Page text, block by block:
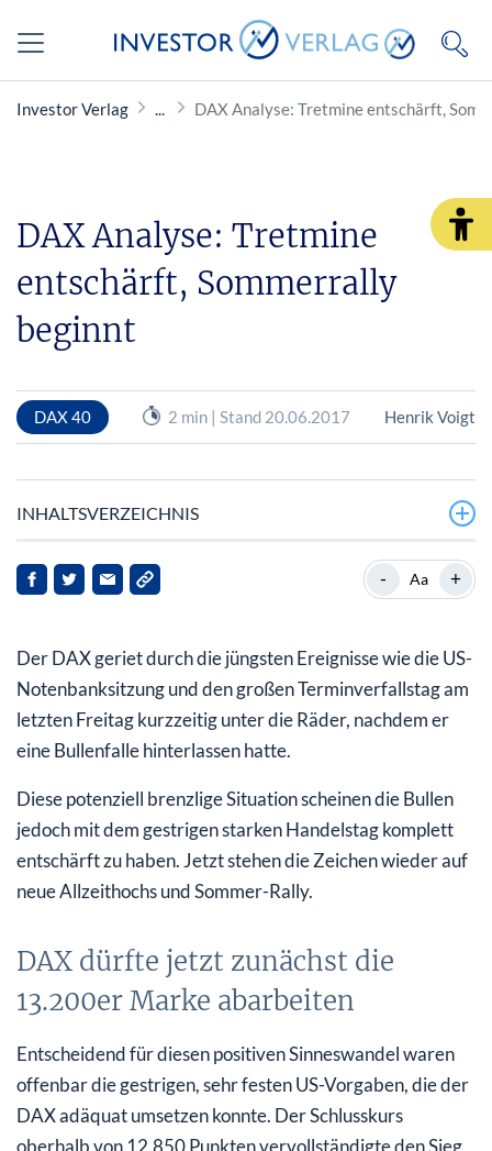
Investor Verlag DAX Analyse: Tretmine entschärft,
DAX Analyse: Tretmine
entschärft, Sommerrally
beginnt
DAX 40 2 min | Stand 20.06.2017 Henrik Voigt
INHALTSVERZEICHNIS
DAX dürfte jetzt zunächst die 13.200er Marke
abarbeiten
beginnt
Sommerkorrektur aber nur verschoben, nicht
aufgehoben
- Aa +
Der DAX geriet durch die jüngsten Ereignisse wie die US-
Notenbanksitzung und den großen Terminverfallstag am
letzten Freitag kurzzeitig unter die Räder, nachdem er
eine Bullenfalle hinterlassen hatte.
Diese potenziell brenzlige Situation scheinen die Bullen
jedoch mit dem gestrigen starken Handelstag komplett
entschärft zu haben. Jetzt stehen die Zeichen wieder auf
neue Allzeithochs und Sommer-Rally.
DAX dürfte jetzt zunächst die
13.200er Marke abarbeiten
Entscheidend für diesen positiven Sinneswandel waren
offenbar die gestrigen, sehr festen US-Vorgaben, die der
DAX adäquat umsetzen konnte. Der Schlusskurs
oberhalb von 12.850 Punkten vervollständigte den Sieg